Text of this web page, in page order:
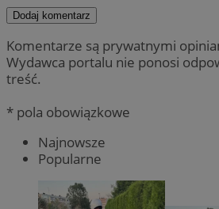
Dodaj komentarz
Komentarze są prywatnymi
Wydawca portalu nie ponosi
treść.
* pola obowiązkowe
Najnowsze
Popularne